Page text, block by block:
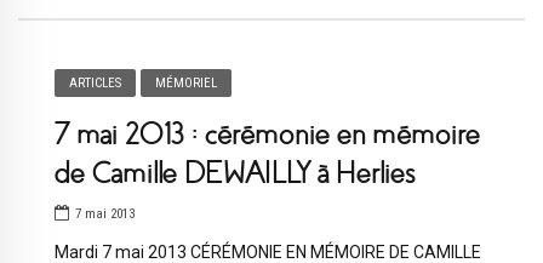
ARTICLES MÉMORIEL
7 mai 2013 : cérémonie en mémoire
de Camille DEWAILLY à Herlies
7 mai 2013
Mardi 7 mai 2013 CÉRÉMONIE EN MÉMOIRE DE CAMILLE